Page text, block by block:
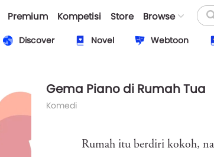
Premium Kompetisi Store Browse
Discover Novel Webtoon
Gema Piano di Rumah Tua
Komedi
Rumah itu berdiri kokoh,